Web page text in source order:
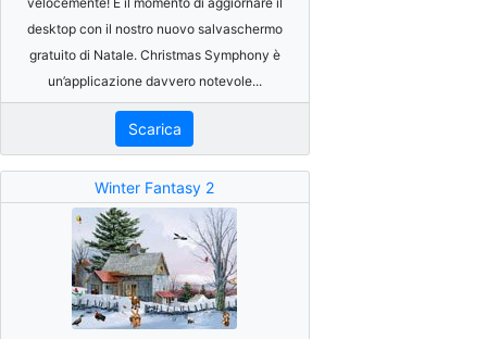
desktop con il nostro nuovo salvaschermo
gratuito di Natale. Christmas Symphony è
un’applicazione davvero notevole...
Scarica
Winter Fantasy 2